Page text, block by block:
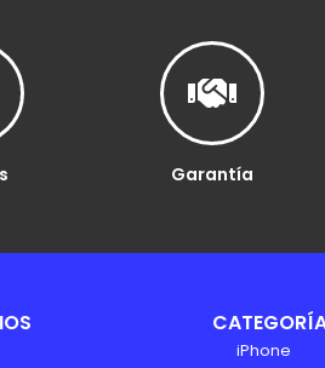
Garantía
iPhone